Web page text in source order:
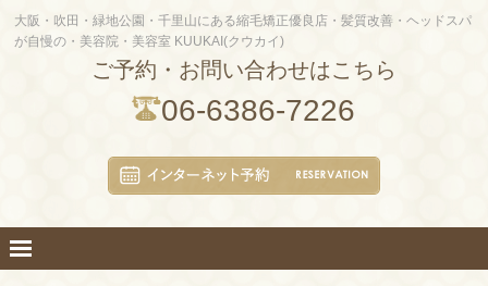
大阪・吹田・緑地公園・千里山にある縮毛矯正優良店・髪質改善・ヘッドスパ
が自慢の・美容院・美容室 KUUKAI(クウカイ)
ご予約・お問い合わせはこちら
06-6386-7226